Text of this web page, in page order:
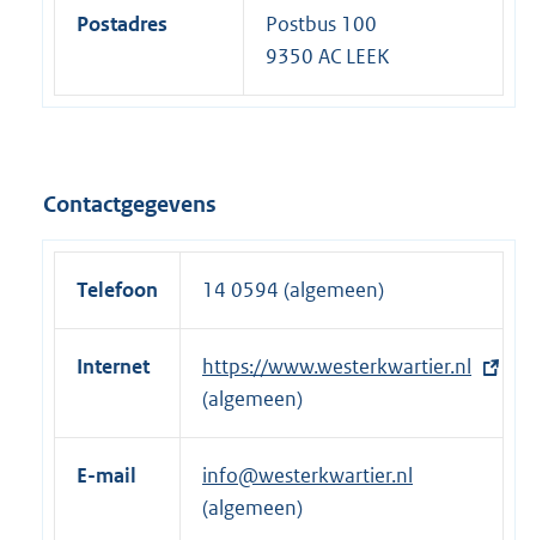
Postadres
Postbus 100
9350 AC LEEK
Contactgegevens
Telefoon 14 0594 (algemeen)
Internet
E
x
t
e
r
https://www.westerkwartier.nl
(algemeen)
E-mail
info@westerkwartier.nl
(algemeen)